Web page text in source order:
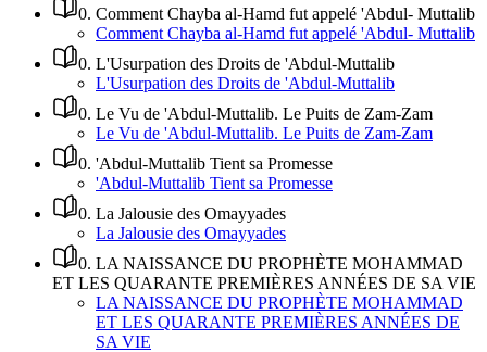
0. Comment Chayba al-Hamd fut appelé 'Abdul- Muttalib
Comment Chayba al-Hamd fut appelé 'Abdul- Muttalib
0. L'Usurpation des Droits de 'Abdul-Muttalib
L'Usurpation des Droits de 'Abdul-Muttalib
0. Le Vu de 'Abdul-Muttalib. Le Puits de Zam-Zam
Le Vu de 'Abdul-Muttalib. Le Puits de Zam-Zam
0. 'Abdul-Muttalib Tient sa Promesse
'Abdul-Muttalib Tient sa Promesse
0. La Jalousie des Omayyades
La Jalousie des Omayyades
0. LA NAISSANCE DU PROPHÈTE MOHAMMAD
ET LES QUARANTE PREMIÈRES ANNÉES DE SA VIE
LA NAISSANCE DU PROPHÈTE MOHAMMAD
ET LES QUARANTE PREMIÈRES ANNÉES DE
SA VIE